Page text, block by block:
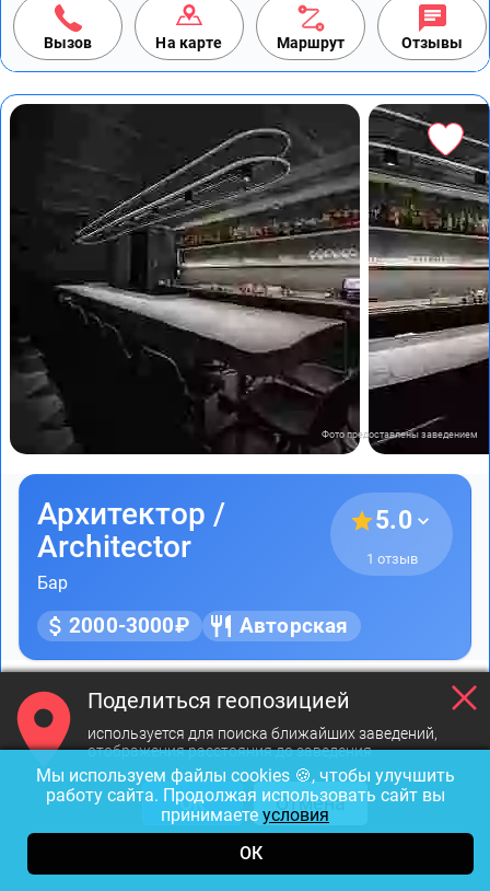
Вызов На карте Маршрут Отзывы
Фото предоставлены заведением
Архитектор /
Architector
Бар
5.0
1 отзыв
2000-3000₽ Авторская
Закрыт до 19:00
ул. Рубинштейна, д. 13
Маяковская
622 м
Неорганизованная бесплатная
Поделиться геопозицией
используется для поиска ближайших заведений,
отображения расстояния до заведения
ОК Отмена
Мы используем файлы cookies 🍪, чтобы улучшить
работу сайта. Продолжая использовать сайт вы
принимаете условия
ОК